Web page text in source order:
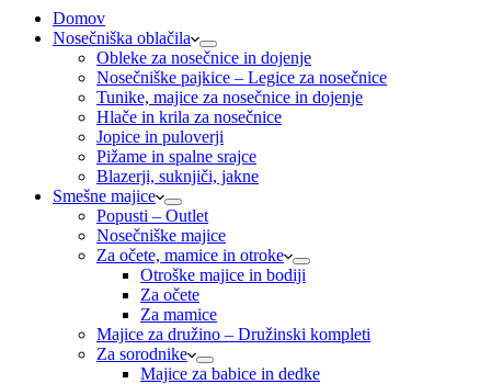
Domov
Nosečniška oblačila
Obleke za nosečnice in dojenje
Nosečniške pajkice – Legice za nosečnice
Tunike, majice za nosečnice in dojenje
Hlače in krila za nosečnice
Jopice in puloverji
Pižame in spalne srajce
Blazerji, suknjiči, jakne
Smešne majice
Popusti – Outlet
Nosečniške majice
Za očete, mamice in otroke
Otroške majice in bodiji
Za očete
Za mamice
Majice za družino – Družinski kompleti
Za sorodnike
Majice za babice in dedke